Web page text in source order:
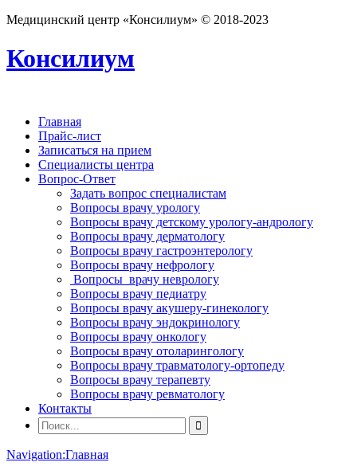
Медицинский центр «Консилиум» © 2018-2023
Консилиум
Главная
Прайс-лист
Записаться на прием
Специалисты центра
Вопрос-Ответ
Задать вопрос специалистам
Вопросы врачу урологу
Вопросы врачу детскому урологу-андрологу
Вопросы врачу дерматологу
Вопросы врачу гастроэнтерологу
Вопросы врачу нефрологу
Вопросы врачу неврологу
Вопросы врачу педиатру
Вопросы врачу акушеру-гинекологу
Вопросы врачу эндокринологу
Вопросы врачу онкологу
Вопросы врачу отоларингологу
Вопросы врачу травматологу-ортопеду
Вопросы врачу терапевту
Вопросы врачу ревматологу
Контакты
Navigation:Главная